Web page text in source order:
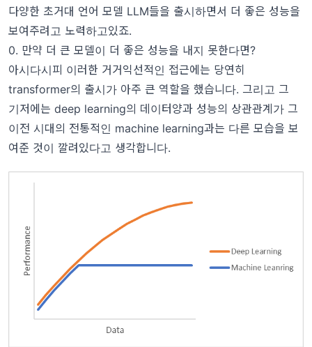
다양한 초거대 언어 모델 LLM들을 출시하면서 더 좋은 성능을
보여주려고 노력하고있죠.
0. 만약 더 큰 모델이 더 좋은 성능을 내지 못한다면?
아시다시피 이러한 거거익선적인 접근에는 당연히
transformer의 출시가 아주 큰 역할을 했습니다. 그리고 그
기저에는 deep learning의 데이터양과 성능의 상관관계가 그
이전 시대의 전통적인 machine learning과는 다른 모습을 보
여준 것이 깔려있다고 생각합니다.